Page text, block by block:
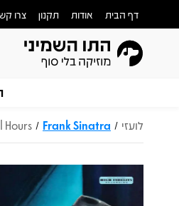
דף הבית אודות תקנון צרו
לועזי /
Frank Sinatra
/
Hours